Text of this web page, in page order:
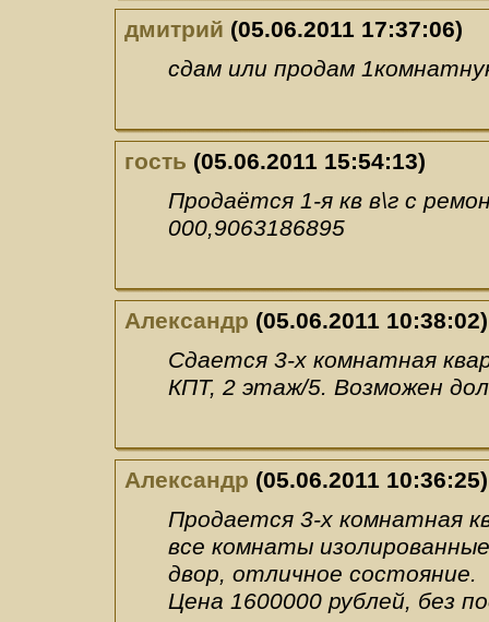
дмитрий (05.06.2011 17:37:06)
сдам или продам
гость (05.06.2011 15:54:13)
Продаётся 1-я кв в\г с
000,9063186895
Александр (05.06.2011 10:38:02)
Сдается 3-х комнатная
КПТ, 2 этаж/5. Возможен
Александр (05.06.2011 10:36:25)
Продается 3-х комнатная
все комнаты
двор, отличное состояние.
Цена 1600000 рублей, без